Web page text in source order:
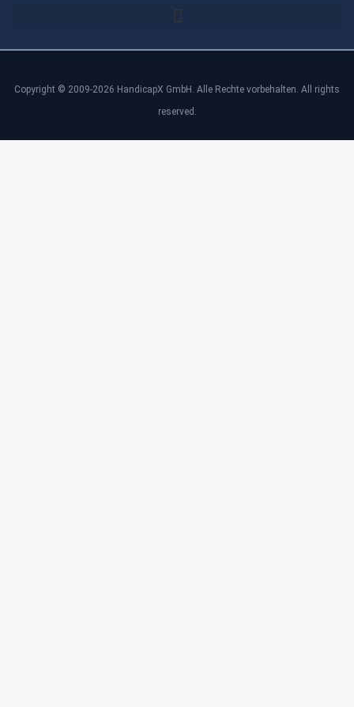
Copyright © 2009-2026 HandicapX GmbH. Alle Rechte vorbehalten. All rights
reserved.